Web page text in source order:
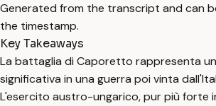
Generated from the transcript and can
the timestamp.
Key Takeaways
La battaglia di Caporetto rappresenta
significativa in una guerra poi vinta
L'esercito austro-ungarico, pur più forte